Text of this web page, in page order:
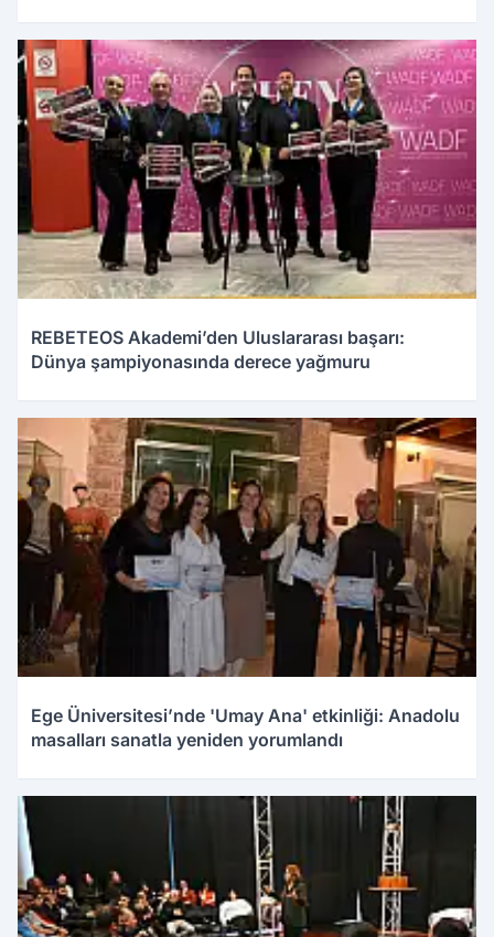
REBETEOS Akademi’den Uluslararası başarı:
Dünya şampiyonasında derece yağmuru
Ege Üniversitesi’nde 'Umay Ana' etkinliği: Anadolu
masalları sanatla yeniden yorumlandı